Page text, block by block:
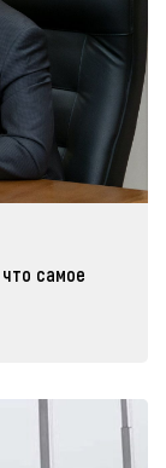
самое